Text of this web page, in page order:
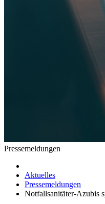
Pressemeldungen
Aktuelles
Pressemeldungen
Notfallsanitäter-Azubis